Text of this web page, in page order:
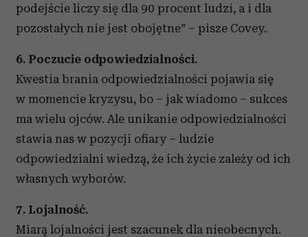
podejście liczy się dla 90 procent ludzi, a i dla
pozostałych nie jest obojętne” – pisze Covey.
6. Poczucie odpowiedzialności.
Kwestia brania odpowiedzialności pojawia się
w momencie kryzysu, bo – jak wiadomo – sukces
ma wielu ojców. Ale unikanie odpowiedzialności
stawia nas w pozycji ofiary – ludzie
odpowiedzialni wiedzą, że ich życie zależy od ich
własnych wyborów.
7. Lojalność.
Miarą lojalności jest szacunek dla nieobecnych.